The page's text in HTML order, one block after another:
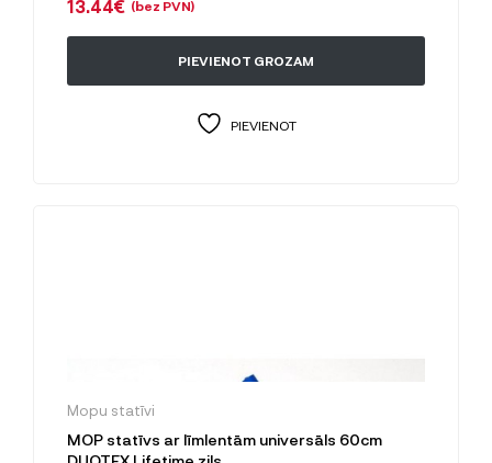
13.44€ (bez PVN)
PIEVIENOT GROZAM
PIEVIENOT
Mopu statīvi
MOP statīvs ar līmlentām universāls 60cm